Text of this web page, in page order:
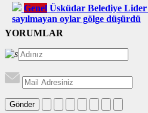
Genel Üsküdar Belediye
sayılmayan oylar gölge düşürdü
YORUMLAR
Gönder